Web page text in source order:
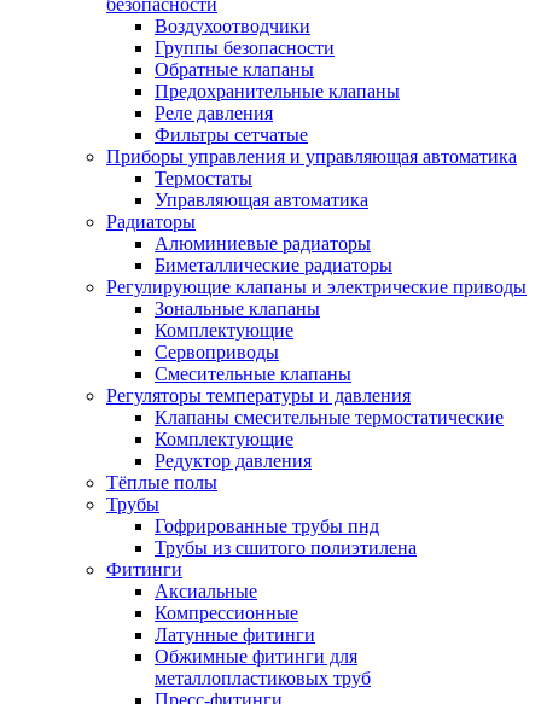
безопасности
Воздухоотводчики
Группы безопасности
Обратные клапаны
Предохранительные клапаны
Реле давления
Фильтры сетчатые
Приборы управления и управляющая автоматика
Термостаты
Управляющая автоматика
Радиаторы
Алюминиевые радиаторы
Биметаллические радиаторы
Регулирующие клапаны и электрические приводы
Зональные клапаны
Комплектующие
Сервоприводы
Смесительные клапаны
Регуляторы температуры и давления
Клапаны смесительные термостатические
Комплектующие
Редуктор давления
Тёплые полы
Трубы
Гофрированные трубы пнд
Трубы из сшитого полиэтилена
Фитинги
Аксиальные
Компрессионные
Латунные фитинги
Обжимные фитинги для
металлопластиковых труб
Пресс-фитинги